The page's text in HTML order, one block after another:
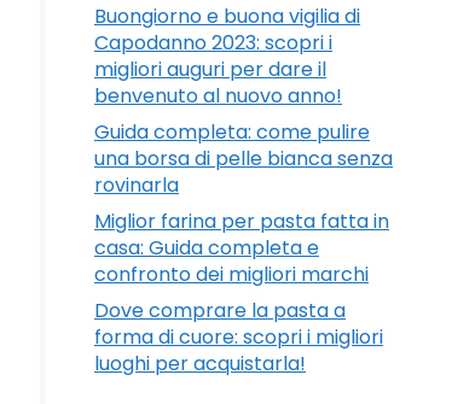
Buongiorno e buona vigilia di
Capodanno 2023: scopri i
migliori auguri per dare il
benvenuto al nuovo anno!
Guida completa: come pulire
una borsa di pelle bianca senza
rovinarla
Miglior farina per pasta fatta in
casa: Guida completa e
confronto dei migliori marchi
Dove comprare la pasta a
forma di cuore: scopri i migliori
luoghi per acquistarla!